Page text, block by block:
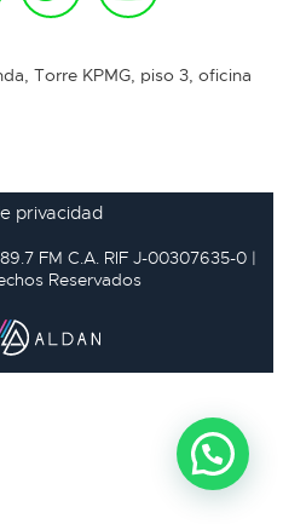
Torre KPMG, piso 3, oficina
privacidad
FM C.A. RIF J-00307635-0 |
Reservados